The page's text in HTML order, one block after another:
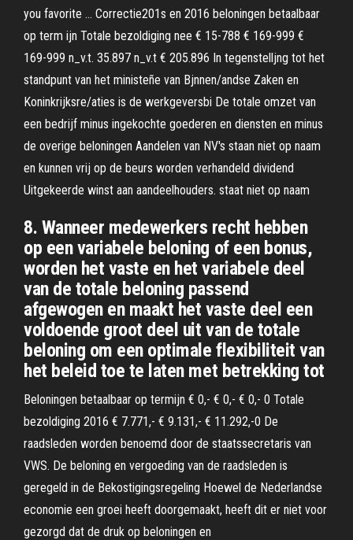
you favorite … Correctie201s en 2016 beloningen betaalbaar
op term ijn Totale bezoldiging nee € 15-788 € 169-999 €
169-999 n_v.t. 35.897 n_v.t € 205.896 In tegenstelljng tot het
standpunt van het ministeñe van Bjnnen/andse Zaken en
Koninkrijksre/aties is de werkgeversbi De totale omzet van
een bedrijf minus ingekochte goederen en diensten en minus
de overige beloningen Aandelen van NV's staan niet op naam
en kunnen vrij op de beurs worden verhandeld dividend
Uitgekeerde winst aan aandeelhouders. staat niet op naam
8. Wanneer medewerkers recht hebben
op een variabele beloning of een bonus,
worden het vaste en het variabele deel
van de totale beloning passend
afgewogen en maakt het vaste deel een
voldoende groot deel uit van de totale
beloning om een optimale flexibiliteit van
het beleid toe te laten met betrekking tot
Beloningen betaalbaar op termijn € 0,- € 0,- € 0,- 0 Totale
bezoldiging 2016 € 7.771,- € 9.131,- € 11.292,-0 De
raadsleden worden benoemd door de staatssecretaris van
VWS. De beloning en vergoeding van de raadsleden is
geregeld in de Bekostigingsregeling Hoewel de Nederlandse
economie een groei heeft doorgemaakt, heeft dit er niet voor
gezorgd dat de druk op beloningen en